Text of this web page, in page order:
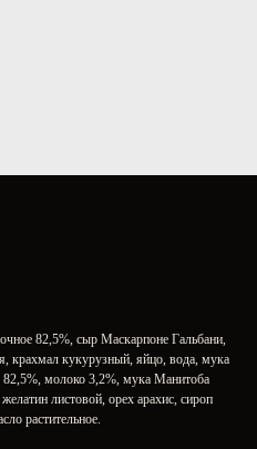
82,5%, сыр Маскарпоне Гальбани,
крахмал кукурузный, яйцо, вода, мука
82,5%, молоко 3,2%, мука Манитоба
листовой, орех арахис, сироп
растительное.